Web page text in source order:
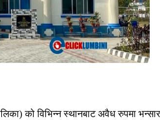
को विभिन्न स्थानबाट अवैध रुपमा